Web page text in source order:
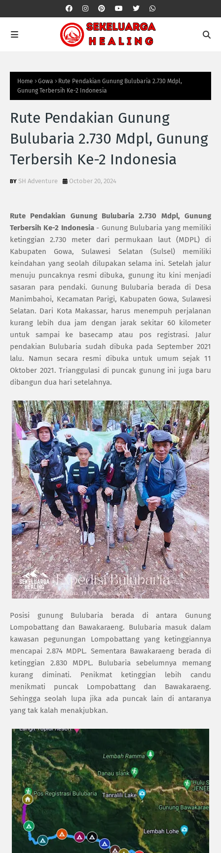
Home Gowa
Rute Pendakian Gunung Bulubaria 2.730 Mdpl,
Gunung Terbersih Ke-2 Indonesia
Rute Pendakian Gunung
Bulubaria 2.730 Mdpl, Gunung
Terbersih Ke-2 Indonesia
SH Adventure October 20, 2024
Rute Pendakian Gunung Bulubaria 2.730 Mdpl, Gunung
Terbersih Ke-2 Indonesia - Gunung Bulubaria yang memiliki
ketinggian 2.730 meter dari permukaan laut (MDPL) di
Kabupaten Gowa, Sulawesi Selatan (Sulsel) memiliki
keindahan yang seolah dilupakan selama ini. Setelah jalur
menuju puncaknya resmi dibuka, gunung itu kini menjadi
sasaran para pendaki. Gunung Bulubaria berada di Desa
Manimbahoi, Kecamatan Parigi, Kabupaten Gowa, Sulawesi
Selatan. Dari Kota Makassar, harus menempuh perjalanan
kurang lebih dua jam dengan jarak sekitar 60 kilometer
untuk sampai ke basecamp atau pos registrasi. Jalur
pendakian Bulubaria sudah dibuka pada September 2021
lalu. Namun secara resmi dibuka untuk umum sejak 11
Oktober 2021. Trianggulasi di puncak gunung ini juga baru
dibangun dua hari setelahnya.
Posisi gunung Bulubaria berada di antara Gunung
Lompobattang dan Bawakaraeng. Bulubaria masuk dalam
kawasan pegunungan Lompobattang yang ketinggiannya
mencapai 2.874 MDPL. Sementara Bawakaraeng berada di
ketinggian 2.830 MDPL. Bulubaria sebelumnya memang
kurang diminati. Penikmat ketinggian lebih candu
menikmati puncak Lompobattang dan Bawakaraeng.
Sehingga seolah lupa jika ada puncak lain di antaranya
yang tak kalah menakjubkan.